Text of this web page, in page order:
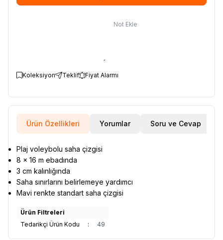
Not Ekle
Koleksiyon Teklif Fiyat Alarmı
Ürün Özellikleri Yorumlar Soru ve Cevap
Plaj voleybolu saha çizgisi
8 x 16 m ebadında
3 cm kalınlığında
Saha sınırlarını belirlemeye yardımcı
Mavi renkte standart saha çizgisi
Ürün Filtreleri
Tedarikçi Ürün Kodu
: 49